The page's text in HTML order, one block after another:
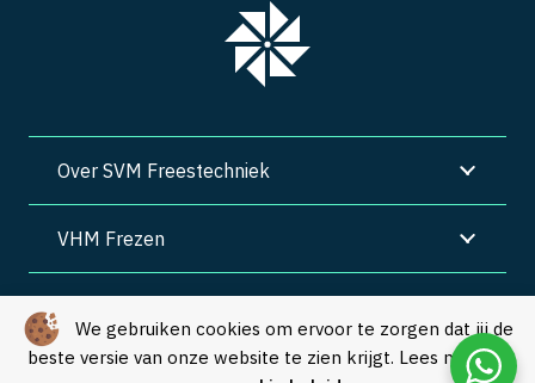
We gebruiken cookies om ervoor te zorgen dat jij de
beste versie van onze website te zien krijgt. Lees meer in
Over SVM Freestechniek
VHM Frezen
Algemene voorwaarden | Privacy